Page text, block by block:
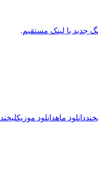
جدید با لینک مستقیم.
دانلود ماهدانلود موزیکلبخند